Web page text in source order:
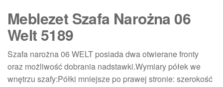
Meblezet Szafa Narożna 06
Welt 5189
Szafa narożna 06 WELT posiada dwa otwierane fronty
oraz możliwość dobrania nadstawki.Wymiary półek we
wnętrzu szafy:Półki mniejsze po prawej stronie: szerokość